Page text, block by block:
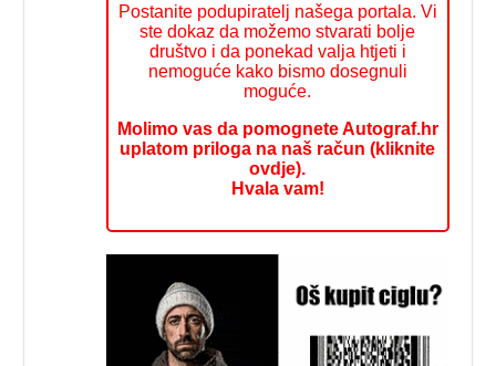
Postanite podupiratelj našega portala. Vi
ste dokaz da možemo stvarati bolje
društvo i da ponekad valja htjeti i
nemoguće kako bismo dosegnuli
moguće.
Molimo vas da pomognete Autograf.hr
uplatom priloga na naš račun (kliknite
ovdje).
Hvala vam!